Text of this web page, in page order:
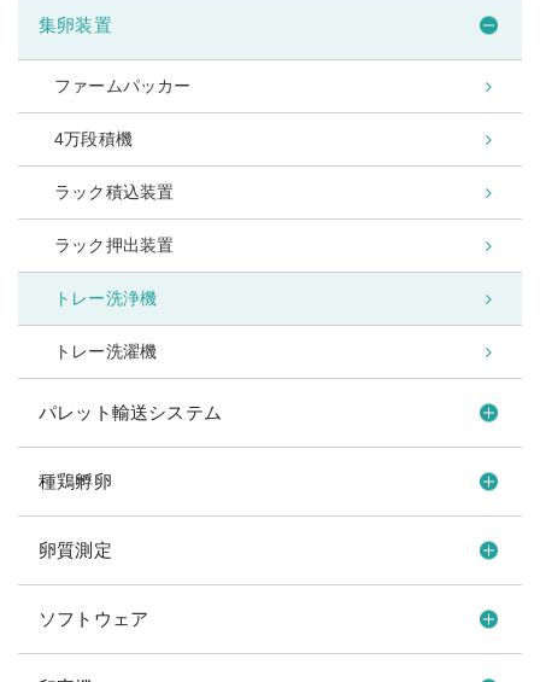
集卵装置
ファームパッカー
4万段積機
ラック積込装置
ラック押出装置
トレー洗浄機
トレー洗濯機
パレット輸送システム
種鶏孵卵
卵質測定
ソフトウェア